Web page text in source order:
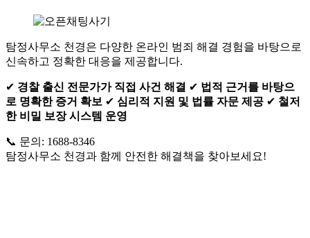
탐정사무소 천경은 다양한 온라인 범죄 해결 경험을 바탕으로
신속하고 정확한 대응을 제공합니다.
✔ 경찰 출신 전문가가 직접 사건 해결 ✔ 법적 근거를 바탕으
로 명확한 증거 확보 ✔ 심리적 지원 및 법률 자문 제공 ✔ 철저
한 비밀 보장 시스템 운영
📞 문의: 1688-8346
탐정사무소 천경과 함께 안전한 해결책을 찾아보세요!